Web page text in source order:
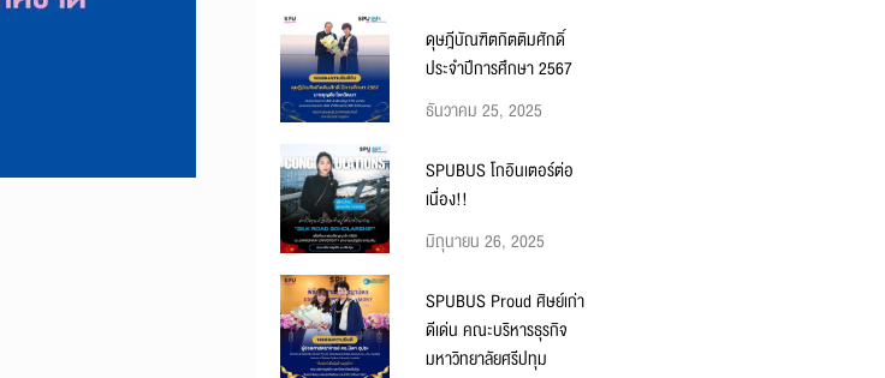
ดุษฎีบัณฑิตกิตติมศักดิ์
ประจำปีการศึกษา 2567
ธันวาคม 25, 2025
SPUBUS โกอินเตอร์ต่อ
เนื่อง!!
มิถุนายน 26, 2025
SPUBUS Proud ศิษย์เก่า
ดีเด่น คณะบริหารธุรกิจ
มหาวิทยาลัยศรีปทุม